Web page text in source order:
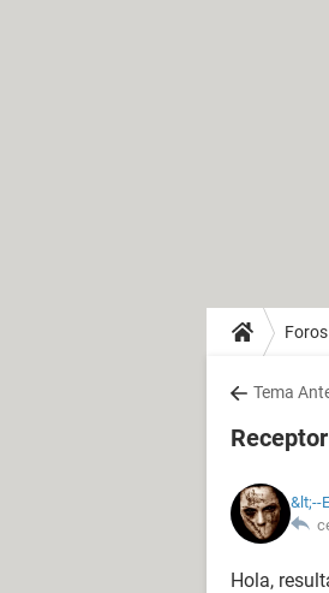
Foros
Tema
&lt;--
Hola,